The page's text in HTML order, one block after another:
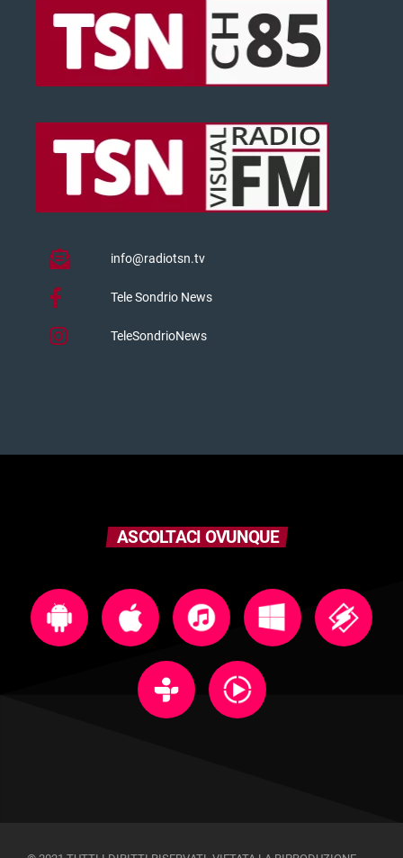
info@radiotsn.tv
Tele Sondrio News
TeleSondrioNews
ASCOLTACI OVUNQUE